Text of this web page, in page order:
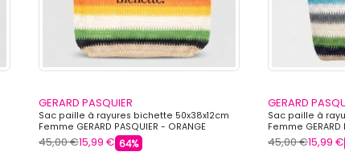
GERARD PASQUIER
Sac paille à rayures bichette 50x38x12cm
Femme GERARD PASQUIER - ORANGE
45,00 €15,99 € 64%
GERARD
Sac paille à
Femme GERARD
45,00 €15,99 €